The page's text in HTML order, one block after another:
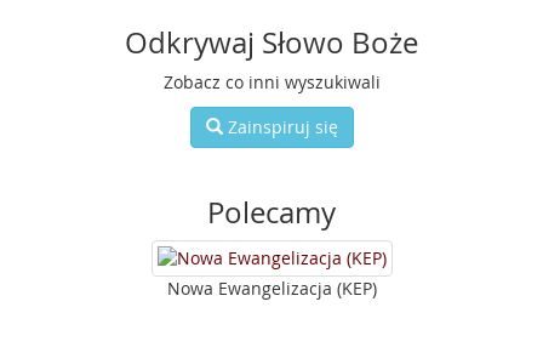
Odkrywaj Słowo Boże
Zobacz co inni wyszukiwali
Zainspiruj się
Polecamy
Nowa Ewangelizacja (KEP)